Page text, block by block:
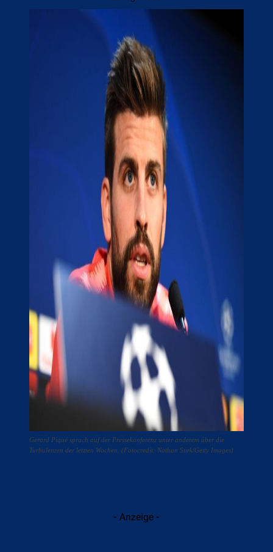
Gerard Piqué sprach auf der Pressekonferenz unter anderem über die
Turbulenzen der letzten Wochen. (Fotocredit: Nathan Stirk/Getty Images)
- Anzeige -